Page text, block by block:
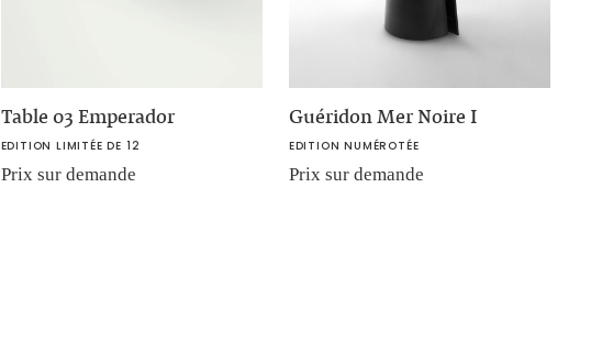
Table 03 Emperador
EDITION LIMITÉE DE 12
Prix sur demande
Guéridon Mer Noire I
EDITION NUMÉROTÉE
Prix sur demande